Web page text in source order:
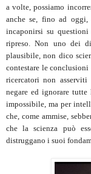
a volte, possiamo
anche se, fino ad
incaponirsi su
ripreso. Non uno dei
plausibile, non dico
contestare le
ricercatori non asserviti
negare ed ignorare
impossibile, ma per
che, come ammise,
che la scienza può
distruggano i suoi